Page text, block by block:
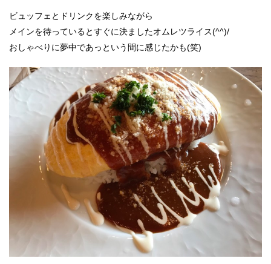
ビュッフェとドリンクを楽しみながら
メインを待っているとすぐに決ましたオムレツライス(^^)/
おしゃべりに夢中であっという間に感じたかも(笑)